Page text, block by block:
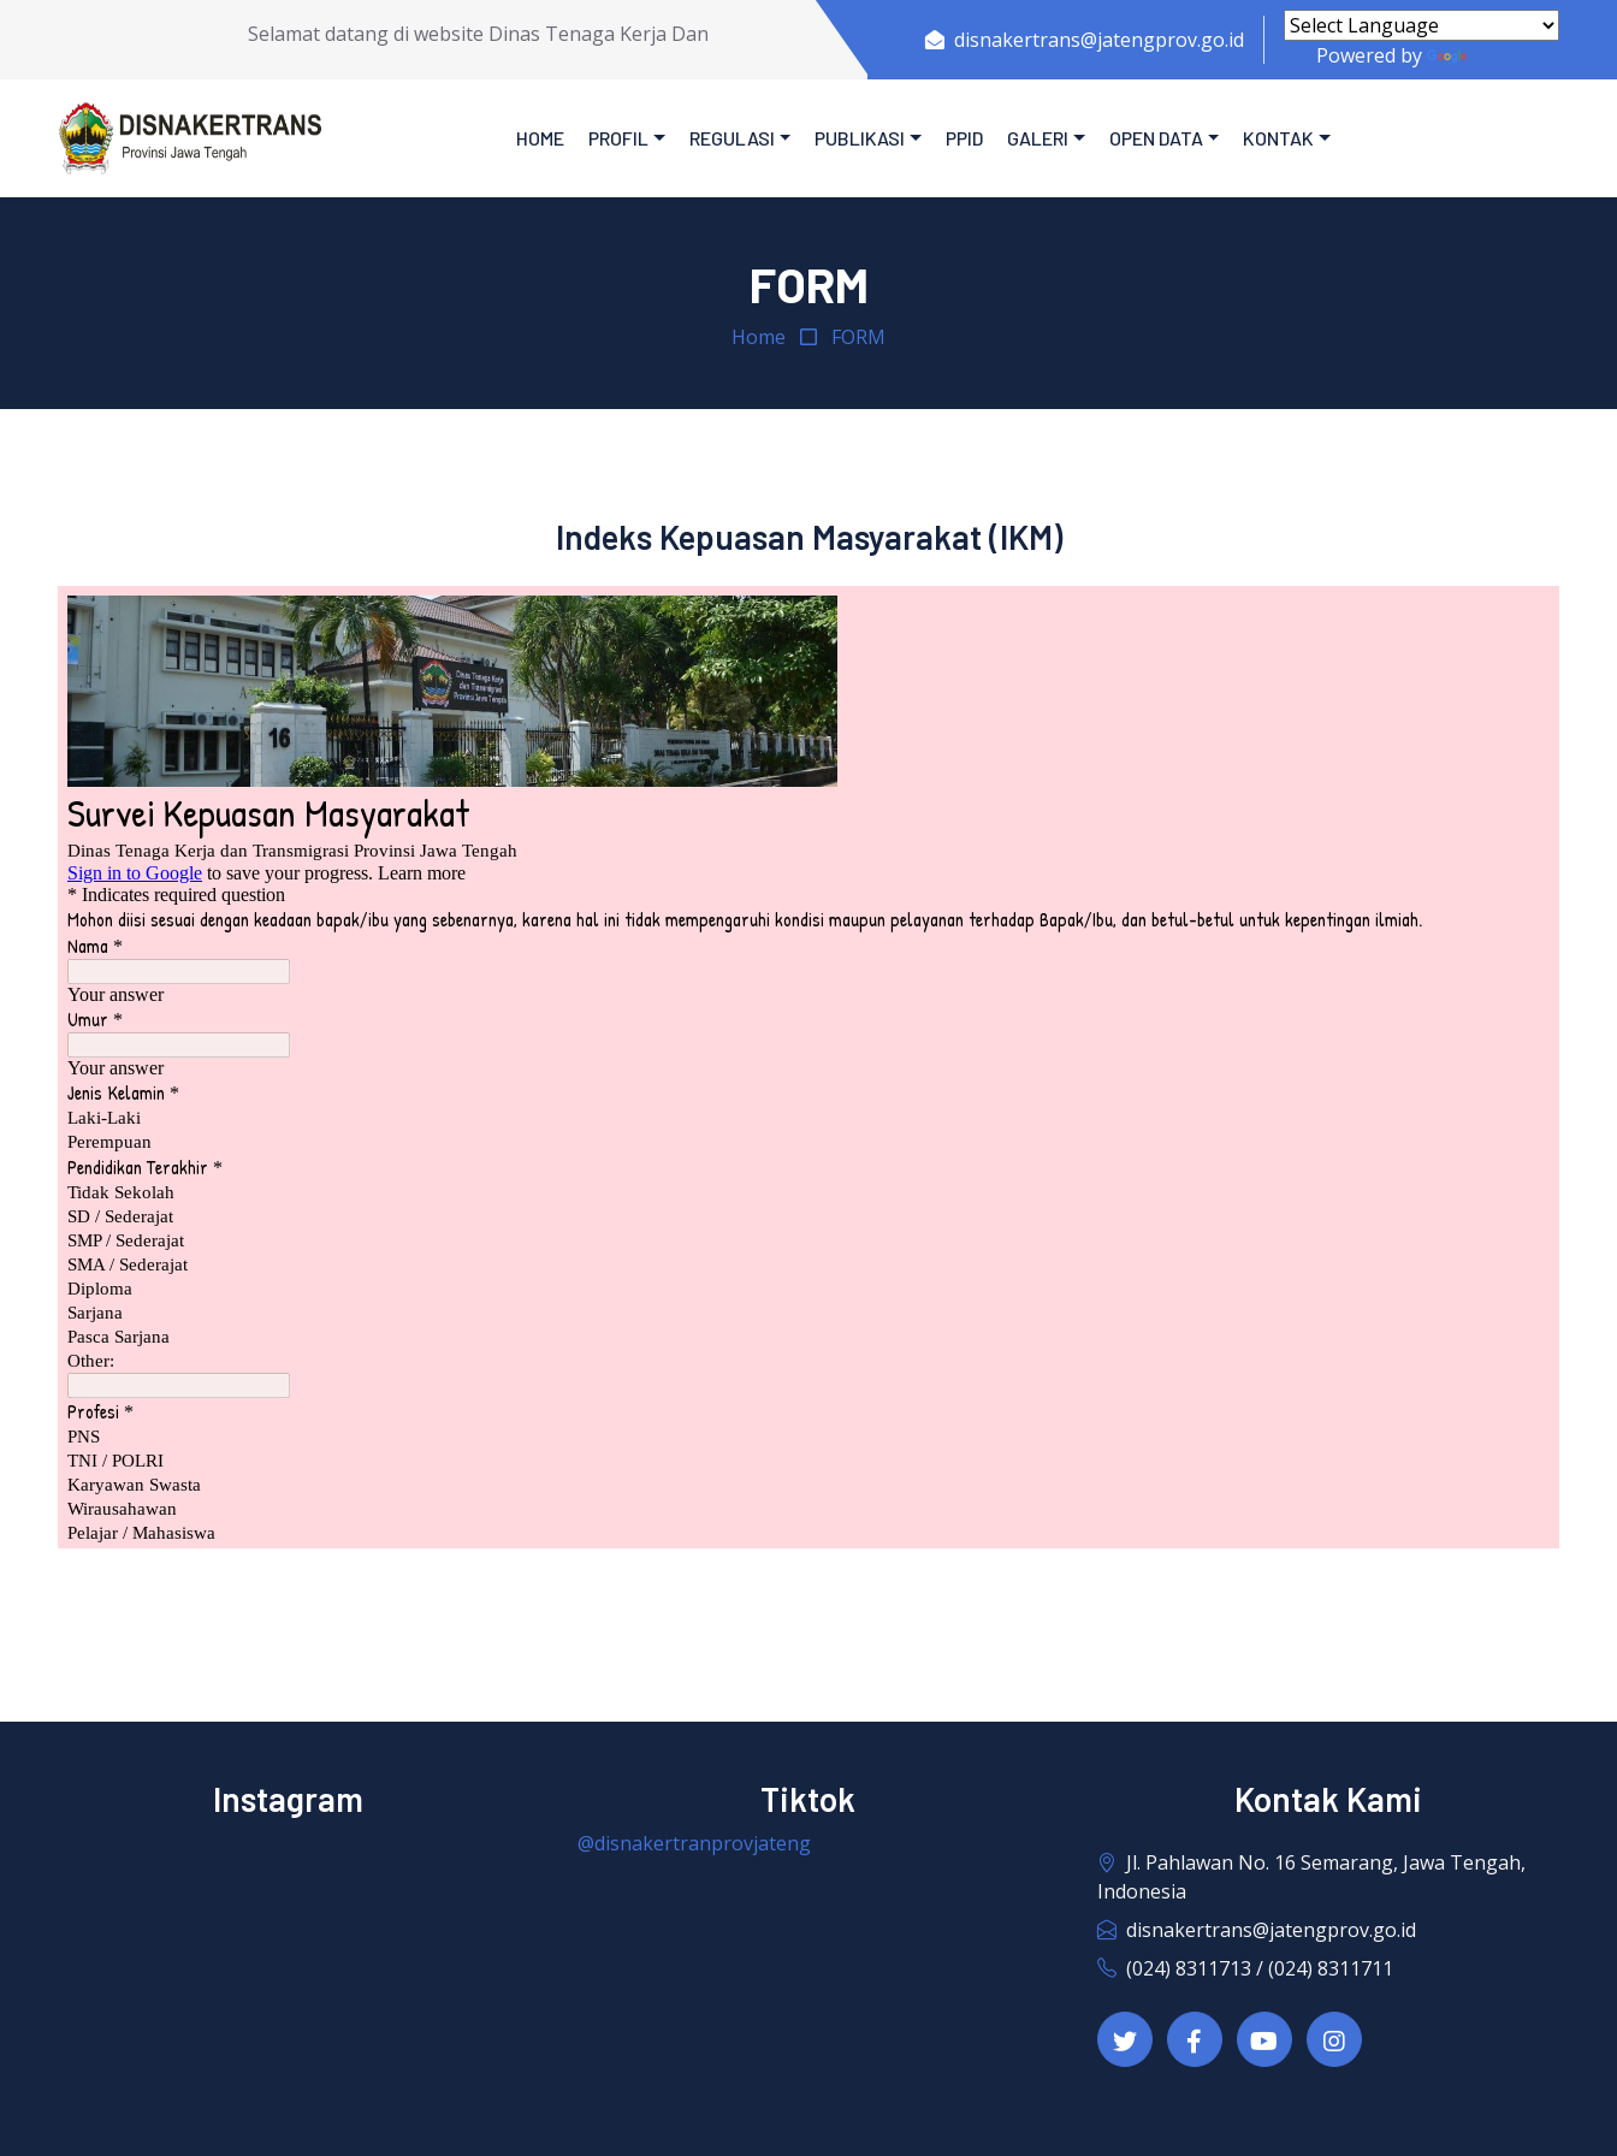
Selamat datang di website Dinas Tenaga Kerja Dan Transmigrasi Provinsi Jawa Tengah.disnakertrans@jatengprov.go.id
Powered by
HOME PROFIL REGULASI PUBLIKASI PPID GALERI OPEN DATA KONTAK
FORM
Home FORM
Indeks Kepuasan Masyarakat (IKM)
Instagram Tiktok
@disnakertranprovjateng
Kontak Kami
Jl. Pahlawan No. 16 Semarang, Jawa Tengah,
Indonesia
disnakertrans@jatengprov.go.id
(024) 8311713 / (024) 8311711